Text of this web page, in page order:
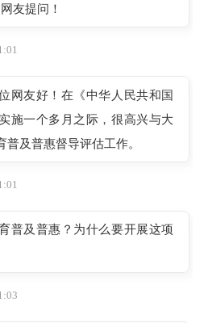
友提问！
网友好！在《中华人民共和国
施一个多月之际，很高兴与大
及普惠督导评估工作。
普及普惠？为什么要开展这项